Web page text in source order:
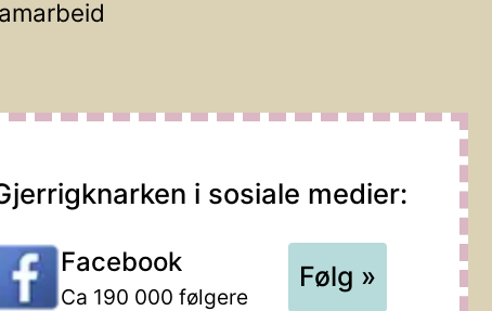
i sosiale medier:
Facebook
Ca 190 000 følgere
Følg »